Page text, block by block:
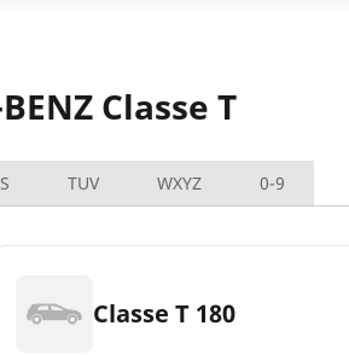
Classe T
TUV WXYZ 0-9
Classe T 180